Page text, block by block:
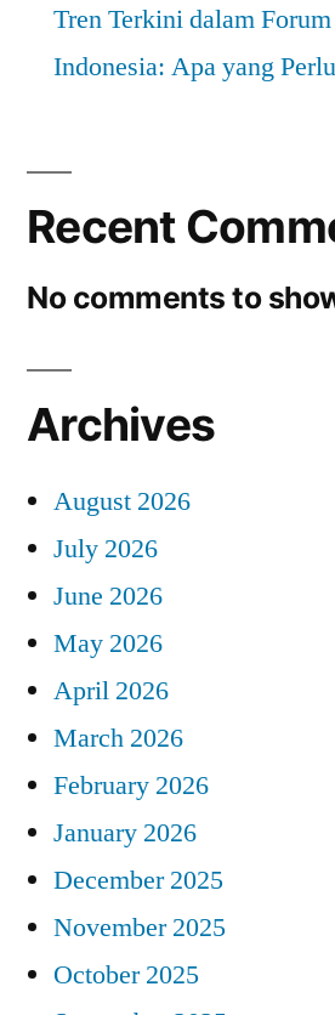
Tren Terkini dalam
Indonesia: Apa yang
Recent
No comments to
Archives
August 2026
July 2026
June 2026
May 2026
April 2026
March 2026
February 2026
January 2026
December 2025
November 2025
October 2025